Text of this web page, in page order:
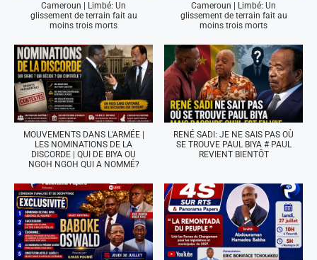
Cameroun | Limbé: Un
glissement de terrain fait au
moins trois morts
Cameroun | Limbé: Un
glissement de terrain fait au
moins trois morts
MOUVEMENTS DANS L'ARMÉE |
LES NOMINATIONS DE LA
DISCORDE | QUI DE BIYA OU
NGOH NGOH QUI A NOMMÉ?
RENÉ SADI: JE NE SAIS PAS OÙ
SE TROUVE PAUL BIYA # PAUL
REVIENT BIENTÔT